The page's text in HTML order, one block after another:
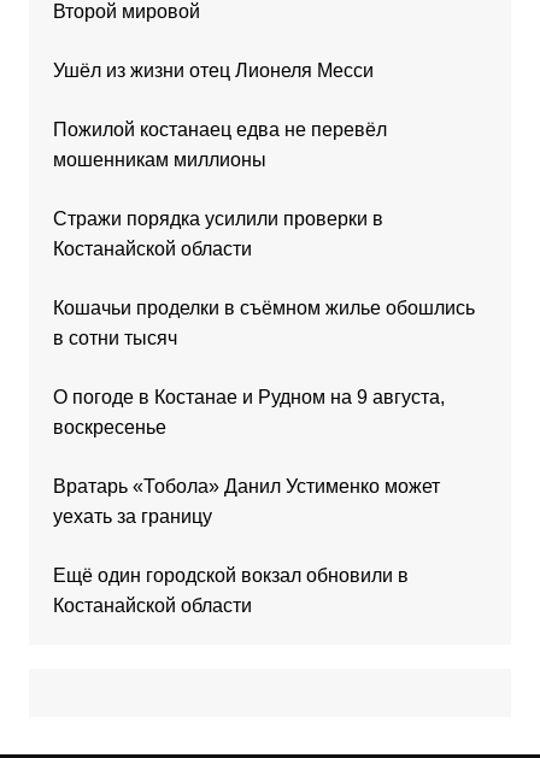
Второй мировой
Ушёл из жизни отец Лионеля Месси
Пожилой костанаец едва не перевёл
мошенникам миллионы
Стражи порядка усилили проверки в
Костанайской области
Кошачьи проделки в съёмном жилье обошлись
в сотни тысяч
О погоде в Костанае и Рудном на 9 августа,
воскресенье
Вратарь «Тобола» Данил Устименко может
уехать за границу
Ещё один городской вокзал обновили в
Костанайской области